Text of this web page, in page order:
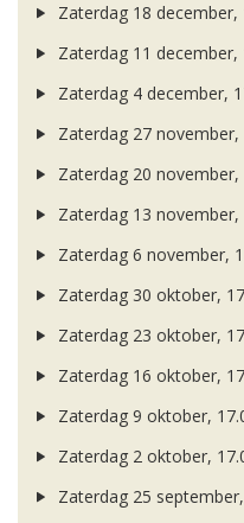
Zaterdag 18 december,
Zaterdag 11 december,
Zaterdag 4 december,
Zaterdag 27 november,
Zaterdag 20 november,
Zaterdag 13 november,
Zaterdag 6 november,
Zaterdag 30 oktober,
Zaterdag 23 oktober,
Zaterdag 16 oktober,
Zaterdag 9 oktober,
Zaterdag 2 oktober,
Zaterdag 25